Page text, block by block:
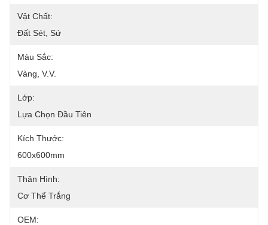
Vật Chất:
Đất Sét, Sứ
Màu Sắc:
Vàng, V.v.
Lớp:
Lựa Chọn Đầu Tiên
Kích Thước:
600x600mm
Thân Hình:
Cơ Thể Trắng
OEM: